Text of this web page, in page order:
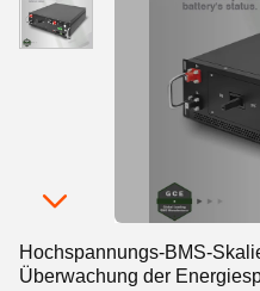
Hochspannungs-BMS-
Überwachung der